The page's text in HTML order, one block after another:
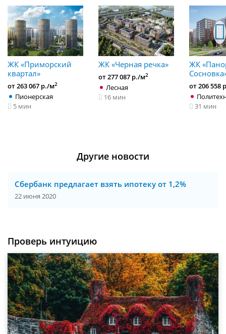
ЖК «Приморский
квартал»
от 263 067 р./м2
Пионерская
5 мин
ЖК «Черная речка»
от 277 087 р./м2
Лесная
16 мин
ЖК
от 206 558
31 мин
Другие новости
Сбербанк предлагает взять ипотеку от 1,2%
22 июня 2020
Проверь интуицию